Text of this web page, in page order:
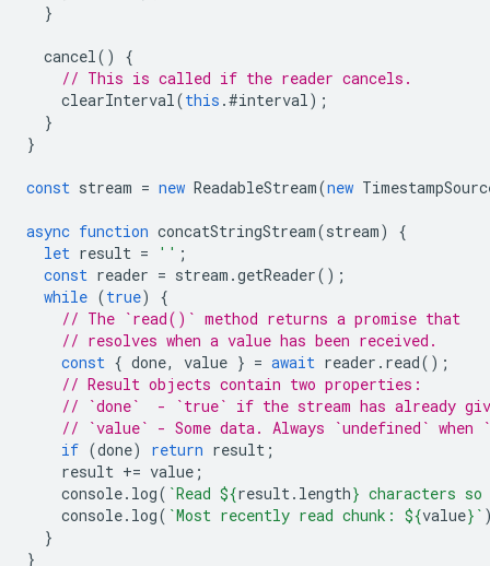
}
cancel()
{
// This is called if the reader cancels.
clearInterval(this .#interval);
}
}
const stream = new ReadableStream(new
async function concatStringStream(stream)
{
let result = '' ;
const reader = stream .getReader();
while (true)
{
// The `read()` method returns a promise that
// resolves when a value has been received.
const { done, value } = await reader . read();
// Result objects contain two properties:
// `done`  - `true` if the stream has already
// `value` - Some data. Always `undefined`
if (done) return result ;
result += value ;
console. log( `Read ${result. length} characters
console. log( `Most recently read chunk: ${value} `
}
}